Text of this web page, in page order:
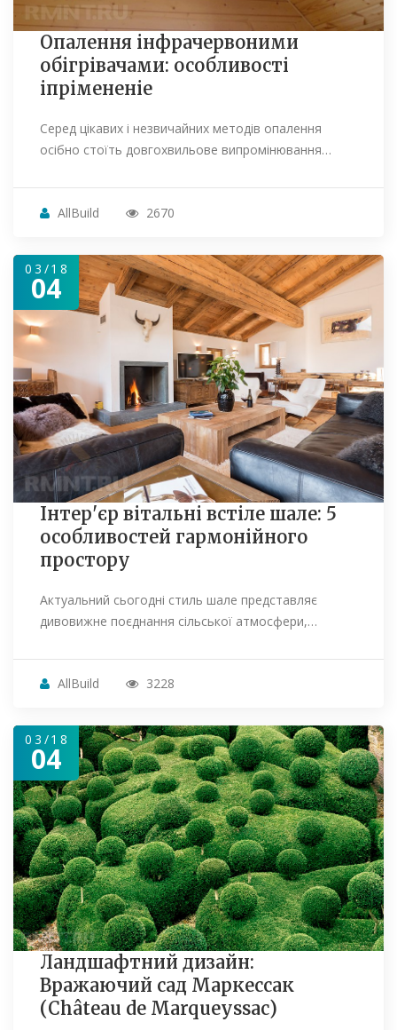
Опалення інфрачервоними
обігрівачами: особливості
іпрімененіе
Серед цікавих і незвичайних методів опалення
осібно стоїть довгохвильове випромінювання…
AllBuild 2670
03/18
04
Інтер'єр вітальні встіле шале: 5
особливостей гармонійного
простору
Актуальний сьогодні стиль шале представляє
дивовижне поєднання сільської атмосфери,…
AllBuild 3228
03/18
04
Ландшафтний дизайн:
Вражаючий сад Маркессак
(Château de Marqueyssac)